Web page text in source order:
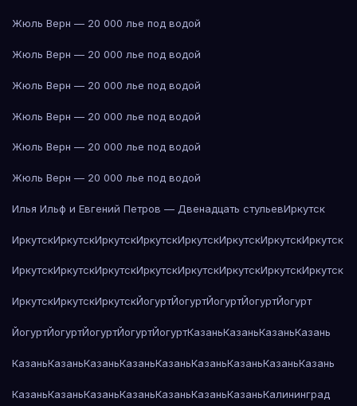
Жюль Верн — 20 000 лье под водой
Жюль Верн — 20 000 лье под водой
Жюль Верн — 20 000 лье под водой
Жюль Верн — 20 000 лье под водой
Жюль Верн — 20 000 лье под водой
Жюль Верн — 20 000 лье под водой
Илья Ильф и Евгений Петров — Двенадцать стульевИркутск
ИркутскИркутскИркутскИркутскИркутскИркутскИркутскИркутск
ИркутскИркутскИркутскИркутскИркутскИркутскИркутскИркутск
ИркутскИркутскИркутскЙогуртЙогуртЙогуртЙогуртЙогурт
ЙогуртЙогуртЙогуртЙогуртЙогуртКазаньКазаньКазаньКазань
КазаньКазаньКазаньКазаньКазаньКазаньКазаньКазаньКазань
КазаньКазаньКазаньКазаньКазаньКазаньКазаньКалининград